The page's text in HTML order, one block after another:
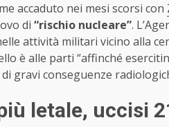
accaduto nei mesi scorsi con
di “rischio nucleare”.
attività militari vicino alla
è alle parti “affinché
gravi conseguenze
letale, uccisi